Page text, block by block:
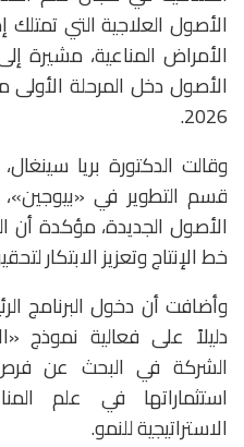
الأصول العلاجية التي
الأمراض المناعية، مشيرة
الأصول دخل المرحلة الأولى
2026.
وقالت الدكتورة بريا سينغال
قسم التطوير في
الأصول الجديدة، مؤكدة أن
خط الإنتاج وتعزيز الابتكار
وأضافت أن دخول البرنامج
دليلاً على فعالية نموذج
الشركة في البحث عن فرص
استثماراتها في علم
الاستراتيجية للنمو.